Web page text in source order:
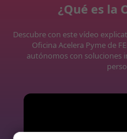
¿Qué es la
Descubre con este vídeo
Oficina Acelera Pyme de
autónomos con soluciones